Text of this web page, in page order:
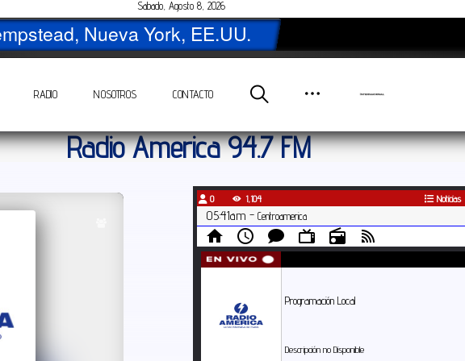
Sabado, Agosto 8, 2026
RADIO NOSOTROS CONTACTO
Radio America 94.7 FM
0 1,104 Noticias
05:41am - Centroamerica
Programación Local
Descripción no Disponible